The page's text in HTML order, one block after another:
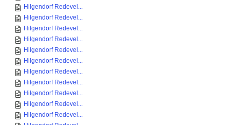
Hilgendorf Redevel...
Hilgendorf Redevel...
Hilgendorf Redevel...
Hilgendorf Redevel...
Hilgendorf Redevel...
Hilgendorf Redevel...
Hilgendorf Redevel...
Hilgendorf Redevel...
Hilgendorf Redevel...
Hilgendorf Redevel...
Hilgendorf Redevel...